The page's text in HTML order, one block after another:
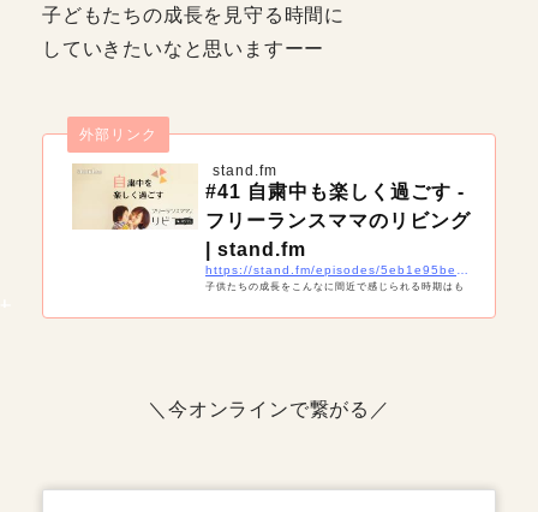
子どもたちの成長を見守る時間に
していきたいなと思いますーー
stand.fm
外部リンク
#41 自粛中も楽しく過ごす -
フリーランスママのリビング
| stand.fm
子供たちの成長をこんなに間近で感じられる時期はも
ook.com/Koto45-103626404627747
＼今オンラインで繋がる／